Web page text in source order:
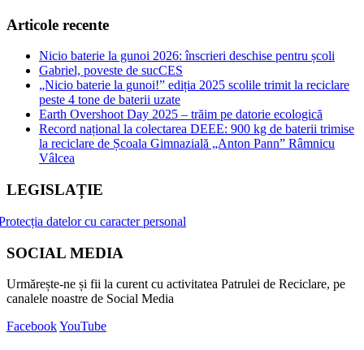
Articole recente
Nicio baterie la gunoi 2026: înscrieri deschise pentru școli
Gabriel, poveste de sucCES
„Nicio baterie la gunoi!” ediția 2025 scolile trimit la reciclare
peste 4 tone de baterii uzate
Earth Overshoot Day 2025 – trăim pe datorie ecologică
Record național la colectarea DEEE: 900 kg de baterii trimise
la reciclare de Școala Gimnazială „Anton Pann” Râmnicu
Vâlcea
LEGISLAȚIE
datelor cu caracter personal
SOCIAL MEDIA
Urmărește-ne și fii la curent cu activitatea Patrulei de Reciclare, pe
canalele noastre de Social Media
FacebookYouTube